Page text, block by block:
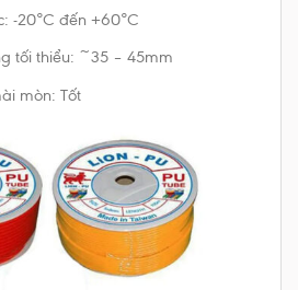
-20°C đến +60°C
tối thiểu: ~35 – 45mm
mòn: Tốt